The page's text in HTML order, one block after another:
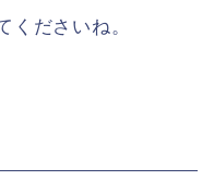
くださいね。